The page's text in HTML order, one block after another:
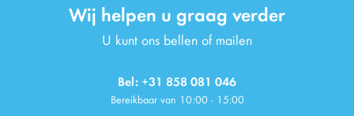
Wij helpen u graag verder
U kunt ons bellen of mailen
Bel: +31 858 081 046
Bereikbaar van 10:00 - 15:00